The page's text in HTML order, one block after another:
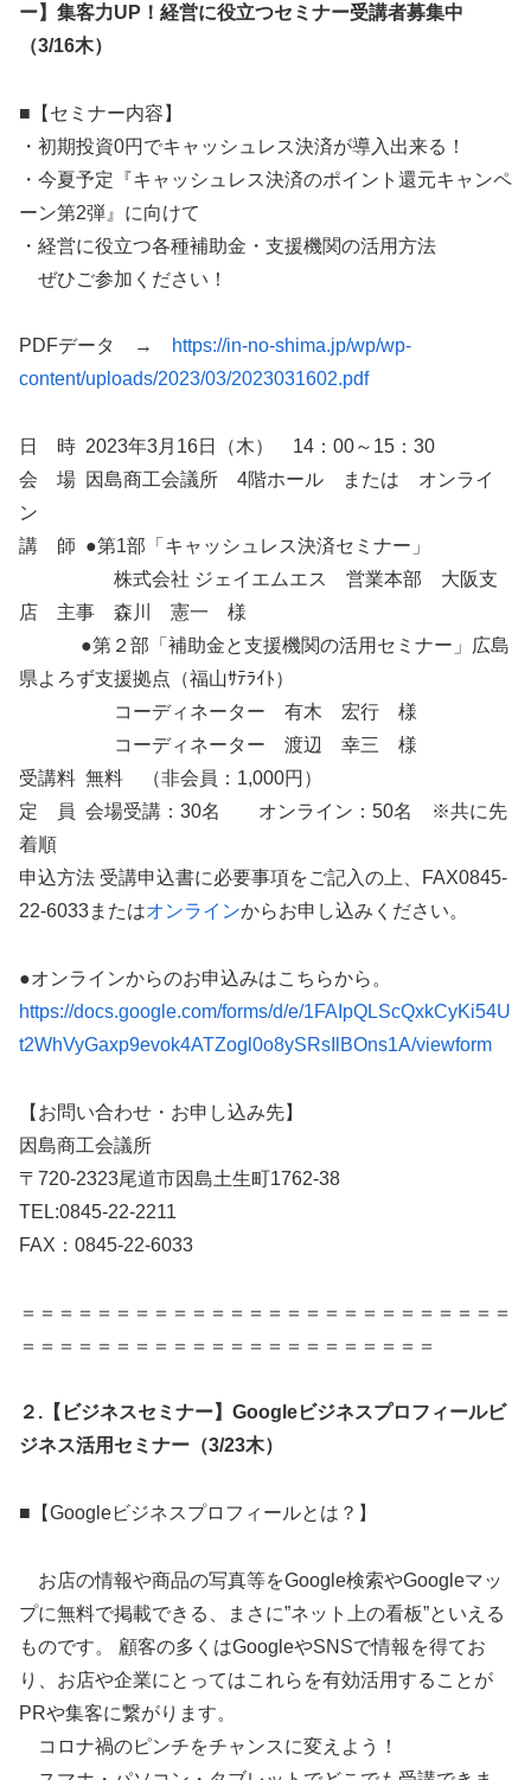
ー】集客力UP！経営に役立つセミナー受講者募集中
（3/16木）
■【セミナー内容】
・初期投資0円でキャッシュレス決済が導入出来る！
・今夏予定『キャッシュレス決済のポイント還元キャンペ
ーン第2弾』に向けて
・経営に役立つ各種補助金・支援機関の活用方法
ぜひご参加ください！
PDFデータ →
https://in-no-shima.jp/wp/wp-
content/uploads/2023/03/2023031602.pdf
日 時 2023年3月16日（木） 14：00～15：30
会 場 因島商工会議所 4階ホール または オンライ
ン
講 師 ●第1部「キャッシュレス決済セミナー」
株式会社 ジェイエムエス 営業本部 大阪支
店 主事 森川 憲一 様
●第２部「補助金と支援機関の活用セミナー」広島
県よろず支援拠点（福山ｻﾃﾗｲﾄ）
コーディネーター 有木 宏行 様
コーディネーター 渡辺 幸三 様
受講料 無料 （非会員：1,000円）
定 員 会場受講：30名 オンライン：50名 ※共に先
着順
申込方法 受講申込書に必要事項をご記入の上、FAX0845-
22-6033またはオンラインからお申し込みください。
●オンラインからのお申込みはこちらから。
https://docs.google.com/forms/d/e/1FAIpQLScQxkCyKi54U
t2WhVyGaxp9evok4ATZogl0o8ySRsIlBOns1A/viewform
【お問い合わせ・お申し込み先】
因島商工会議所
〒720-2323尾道市因島土生町1762-38
TEL:0845-22-2211
FAX：0845-22-6033
＝＝＝＝＝＝＝＝＝＝＝＝＝＝＝＝＝＝＝＝＝＝＝＝＝＝
＝＝＝＝＝＝＝＝＝＝＝＝＝＝＝＝＝＝＝＝＝＝
２.【ビジネスセミナー】Googleビジネスプロフィールビ
ジネス活用セミナー（3/23木）
■【Googleビジネスプロフィールとは？】
お店の情報や商品の写真等をGoogle検索やGoogleマッ
プに無料で掲載できる、まさに”ネット上の看板”といえる
ものです。 顧客の多くはGoogleやSNSで情報を得てお
り、お店や企業にとってはこれらを有効活用することが
PRや集客に繋がります。
コロナ禍のピンチをチャンスに変えよう！